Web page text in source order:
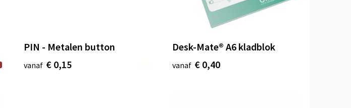
PIN - Metalen button
vanaf € 0,15
Desk-Mate® A6 kladblok
vanaf € 0,40